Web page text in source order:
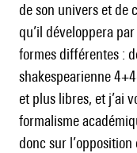
de son univers et de
qu’il développera
formes différentes :
shakespearienne
et plus libres, et j’ai
formalisme
donc sur